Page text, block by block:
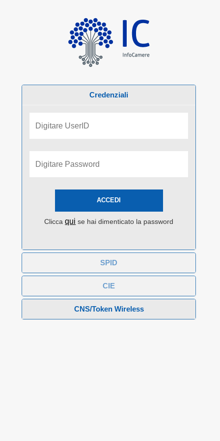
Credenziali
Cliccaqui se hai dimenticato la password
SPID
CIE
CNS/Token Wireless